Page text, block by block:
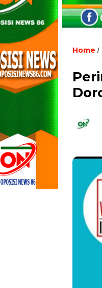
Home /